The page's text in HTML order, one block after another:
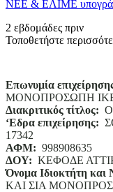
ΝΕΕ & ΕΛΙΜΕ
2 εβδομάδες πριν
Τοποθετήστε
Επωνυμία
ΜΟΝΟΠΡΟΣΩΠΗ
Διακριτικός τίτλος:
‘Eδρα επιχείρησης:
17342
ΑΦΜ: 998908635
ΔΟΥ: ΚΕΦΟΔΕ
Όνομα Ιδιοκτήτη
ΚΑΙ ΣΙΑ